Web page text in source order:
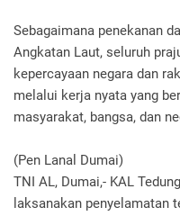
Sebagaimana penekanan
Angkatan Laut, seluruh
kepercayaan negara dan
melalui kerja nyata yang
masyarakat, bangsa, dan
(Pen Lanal Dumai)
TNI AL, Dumai,- KAL
laksanakan penyelamatan